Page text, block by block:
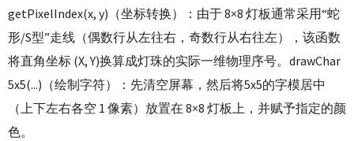
getPixelIndex(x, y)（坐标转换）：由于 8×8 灯板通常采用“蛇
形/S型”走线（偶数行从左往右，奇数行从右往左），该函数
将直角坐标 (X, Y)换算成灯珠的实际一维物理序号。drawChar
5x5(...)（绘制字符）：先清空屏幕，然后将5x5的字模居中
（上下左右各空 1 像素）放置在 8×8 灯板上，并赋予指定的颜
色。